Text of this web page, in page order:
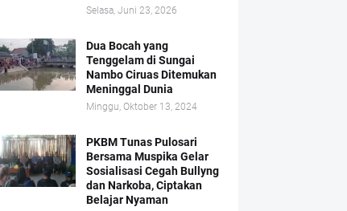
Selasa, Juni 23, 2026
Dua Bocah yang
Tenggelam di Sungai
Nambo Ciruas Ditemukan
Meninggal Dunia
Minggu, Oktober 13, 2024
PKBM Tunas Pulosari
Bersama Muspika Gelar
Sosialisasi Cegah Bullyng
dan Narkoba, Ciptakan
Belajar Nyaman